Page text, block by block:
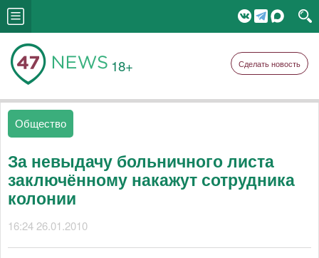
18+ Сделать новость
Общество
За невыдачу больничного листа
заключённому накажут сотрудника
колонии
16:24 26.01.2010